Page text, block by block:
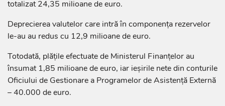
totalizat 24,35 milioane de euro.
Deprecierea valutelor care intră în componența rezervelor
le-au au redus cu 12,9 milioane de euro.
Totodată, plățile efectuate de Ministerul Finanțelor au
însumat 1,85 milioane de euro, iar ieșirile nete din conturile
Oficiului de Gestionare a Programelor de Asistență Externă
– 40.000 de euro.